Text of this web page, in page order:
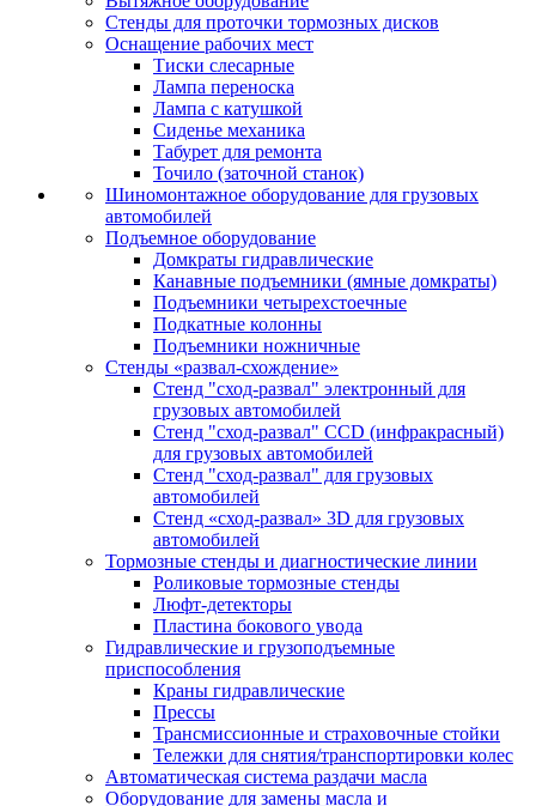
Стенды для проточки тормозных дисков
Оснащение рабочих мест
Тиски слесарные
Лампа переноска
Лампа с катушкой
Сиденье механика
Табурет для ремонта
Точило (заточной станок)
Шиномонтажное оборудование для грузовых
автомобилей
Подъемное оборудование
Домкраты гидравлические
Канавные подъемники (ямные домкраты)
Подъемники четырехстоечные
Подкатные колонны
Подъемники ножничные
Стенды «развал-схождение»
Стенд "сход-развал" электронный для
грузовых автомобилей
Стенд "сход-развал" CCD (инфракрасный)
для грузовых автомобилей
Стенд "сход-развал" для грузовых
автомобилей
Стенд «сход-развал» 3D для грузовых
автомобилей
Тормозные стенды и диагностические линии
Роликовые тормозные стенды
Люфт-детекторы
Пластина бокового увода
Гидравлические и грузоподъемные
приспособления
Краны гидравлические
Прессы
Трансмиссионные и страховочные стойки
Тележки для снятия/транспортировки колес
Автоматическая система раздачи масла
Оборудование для замены масла и